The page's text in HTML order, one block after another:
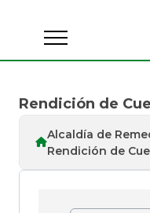
Rendición de
Alcaldía de
Rendición de